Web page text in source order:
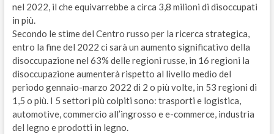
nel 2022, il che equivarrebbe a circa 3,8 milioni di disoccupati
in più.
Secondo le stime del Centro russo per la ricerca strategica,
entro la fine del 2022 ci sarà un aumento significativo della
disoccupazione nel 63% delle regioni russe, in 16 regioni la
disoccupazione aumenterà rispetto al livello medio del
periodo gennaio-marzo 2022 di 2 o più volte, in 53 regioni di
1,5 o più. I 5 settori più colpiti sono: trasporti e logistica,
automotive, commercio all’ingrosso e e-commerce, industria
del legno e prodotti in legno.